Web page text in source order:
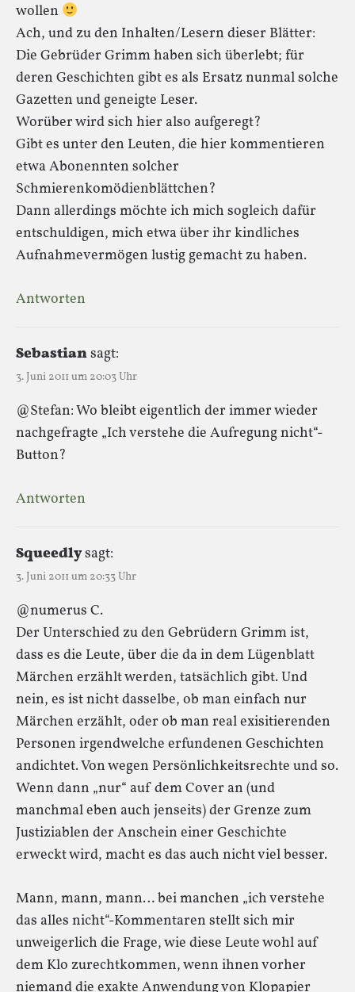
wollen
Ach, und zu den Inhalten/Lesern dieser Blätter:
Die Gebrüder Grimm haben sich überlebt; für
deren Geschichten gibt es als Ersatz nunmal solche
Gazetten und geneigte Leser.
Worüber wird sich hier also aufgeregt?
Gibt es unter den Leuten, die hier kommentieren
etwa Abonennten solcher
Schmierenkomödienblättchen?
Dann allerdings möchte ich mich sogleich dafür
entschuldigen, mich etwa über ihr kindliches
Aufnahmevermögen lustig gemacht zu haben.
Antworten
Sebastiansagt:
3. Juni 2011 um 20:03 Uhr
@Stefan: Wo bleibt eigentlich der immer wieder
nachgefragte „Ich verstehe die Aufregung nicht“-
Button?
Antworten
Squeedlysagt:
3. Juni 2011 um 20:33 Uhr
@numerus C.
Der Unterschied zu den Gebrüdern Grimm ist,
dass es die Leute, über die da in dem Lügenblatt
Märchen erzählt werden, tatsächlich gibt. Und
nein, es ist nicht dasselbe, ob man einfach nur
Märchen erzählt, oder ob man real exisitierenden
Personen irgendwelche erfundenen Geschichten
andichtet. Von wegen Persönlichkeitsrechte und so.
Wenn dann „nur“ auf dem Cover an (und
manchmal eben auch jenseits) der Grenze zum
Justiziablen der Anschein einer Geschichte
erweckt wird, macht es das auch nicht viel besser.
Mann, mann, mann… bei manchen „ich verstehe
das alles nicht“-Kommentaren stellt sich mir
unweigerlich die Frage, wie diese Leute wohl auf
dem Klo zurechtkommen, wenn ihnen vorher
niemand die exakte Anwendung von Klopapier